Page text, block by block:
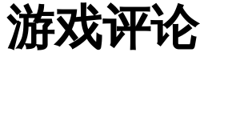
游戏评论